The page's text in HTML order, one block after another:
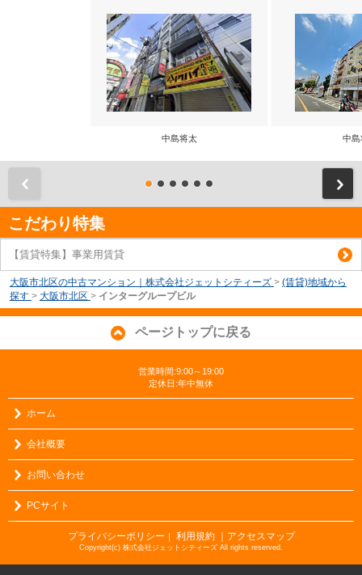
中島将太 中島
こだわり特集
【賃貸特集】事業用賃貸
大阪市北区の中古マンション｜株式会社ジェットシティーズ > (賃貸)地域から
探す > 大阪市北区 > インターグループビル
ページトップに戻る
営業時間:9:00～19:00
定休日:年中無休
ホーム
会社概要
お問い合わせ
PCサイト
プライバシーポリシー 利用規約 ｜アクセスマップ
Copyright(c) 株式会社ジェットシティーズ All rights reserved.